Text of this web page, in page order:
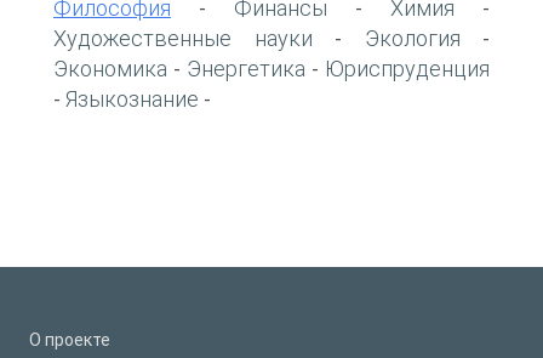
Философия - Финансы - Химия -
Художественные науки - Экология -
Экономика - Энергетика - Юриспруденция
- Языкознание -
О проекте